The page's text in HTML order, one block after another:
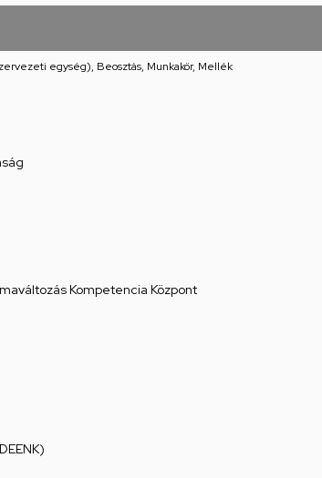
egység), Beosztás, Munkakör, Mellék
Kompetencia Központ